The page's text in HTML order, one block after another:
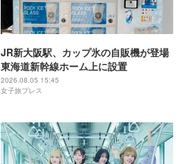
JR新大阪駅、カップ氷の自販機が登場
東海道新幹線ホーム上に設置
2026.08.05 15:45
女子旅プレス